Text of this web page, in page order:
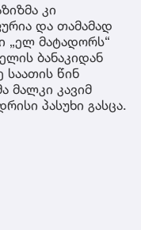
კი
და თამამად
„ელ მატადორს“
ბანაკიდან
საათის წინ
მალკი კავიმ
პასუხი გასცა.